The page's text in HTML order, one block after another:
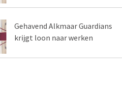
Gehavend Alkmaar Guardians
krijgt loon naar werken